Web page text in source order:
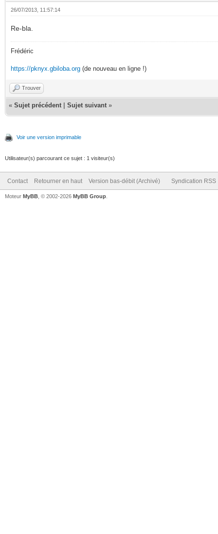
26/07/2013, 11:57:14
Re-bla.
Frédéric
https://pknyx.gbiloba.org (de nouveau en ligne !)
Trouver
« Sujet précédent Sujet suivant »
Voir une version imprimable
Utilisateur(s) parcourant ce sujet : 1 visiteur(s)
Contact Retourner en haut Version bas-débit (Archivé) Syndication RSS
Moteur MyBB , © 2002-2026 MyBB Group